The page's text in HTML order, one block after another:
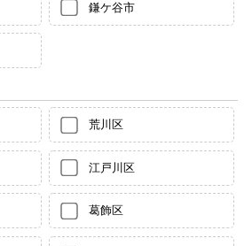
鎌ケ谷市
荒川区
江戸川区
葛飾区